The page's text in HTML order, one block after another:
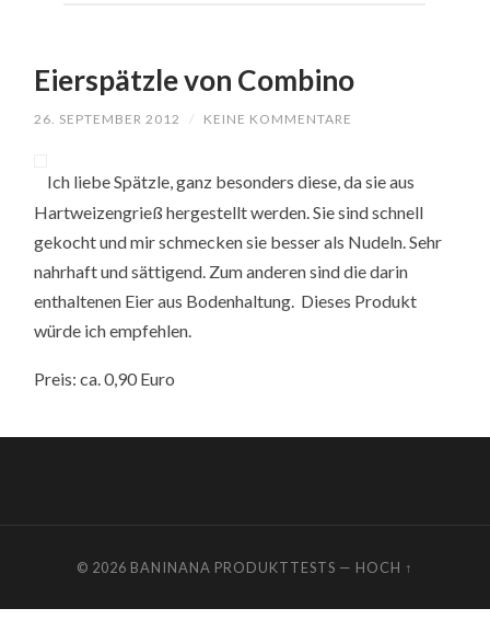
Eierspätzle von Combino
26. SEPTEMBER 2012 / KEINE KOMMENTARE
Ich liebe Spätzle, ganz besonders diese, da sie aus
Hartweizengrieß hergestellt werden. Sie sind schnell
gekocht und mir schmecken sie besser als Nudeln. Sehr
nahrhaft und sättigend. Zum anderen sind die darin
enthaltenen Eier aus Bodenhaltung. Dieses Produkt
würde ich empfehlen.
Preis: ca. 0,90 Euro
© 2026 BANINANA PRODUKTTESTS — HOCH ↑